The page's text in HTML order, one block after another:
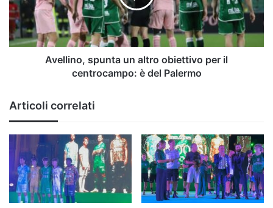
per
il
centrocampo:
è
Avellino, spunta un altro obiettivo per il
centrocampo: è del Palermo
Articoli correlati